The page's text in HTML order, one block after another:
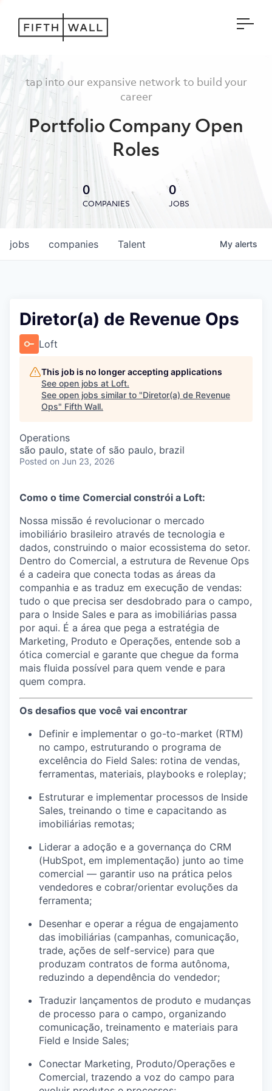
tap into our expansive network to build your
career
Portfolio Company Open
Roles
0
COMPANIES
0
JOBS
jobs companies Talent My alerts
Diretor(a) de Revenue Ops
Loft
This job is no longer accepting applications
See open jobs at Loft.
See open jobs similar to "Diretor(a) de Revenue
Ops" Fifth Wall.
Operations
são paulo, state of são paulo, brazil
Posted on Jun 23, 2026
Como o time Comercial constrói a Loft:
Nossa missão é revolucionar o mercado
imobiliário brasileiro através de tecnologia e
dados, construindo o maior ecossistema do setor.
Dentro do Comercial, a estrutura de Revenue Ops
é a cadeira que conecta todas as áreas da
companhia e as traduz em execução de vendas:
tudo o que precisa ser desdobrado para o campo,
para o Inside Sales e para as imobiliárias passa
por aqui. É a área que pega a estratégia de
Marketing, Produto e Operações, entende sob a
ótica comercial e garante que chegue da forma
mais fluida possível para quem vende e para
quem compra.
Os desafios que você vai encontrar
Definir e implementar o go-to-market (RTM)
no campo, estruturando o programa de
excelência do Field Sales: rotina de vendas,
ferramentas, materiais, playbooks e roleplay;
Estruturar e implementar processos de Inside
Sales, treinando o time e capacitando as
imobiliárias remotas;
Liderar a adoção e a governança do CRM
(HubSpot, em implementação) junto ao time
comercial — garantir uso na prática pelos
vendedores e cobrar/orientar evoluções da
ferramenta;
Desenhar e operar a régua de engajamento
das imobiliárias (campanhas, comunicação,
trade, ações de self-service) para que
produzam contratos de forma autônoma,
reduzindo a dependência do vendedor;
Traduzir lançamentos de produto e mudanças
de processo para o campo, organizando
comunicação, treinamento e materiais para
Field e Inside Sales;
Conectar Marketing, Produto/Operações e
Comercial, trazendo a voz do campo para